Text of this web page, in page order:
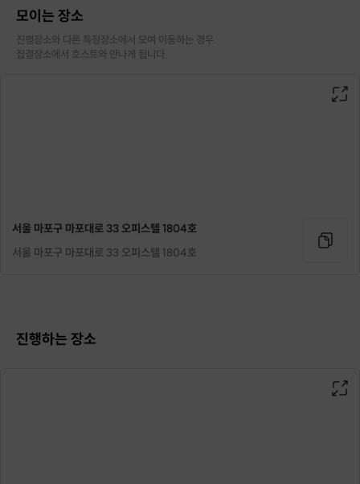
모이는 장소
진행장소와 다른 특정장소에서 모여 이동하는 경우
집결장소에서 호스트와 만나게 됩니다.
서울 마포구 마포대로 33 오피스텔 1804호
서울 마포구 마포대로 33 오피스텔 1804호
진행하는 장소